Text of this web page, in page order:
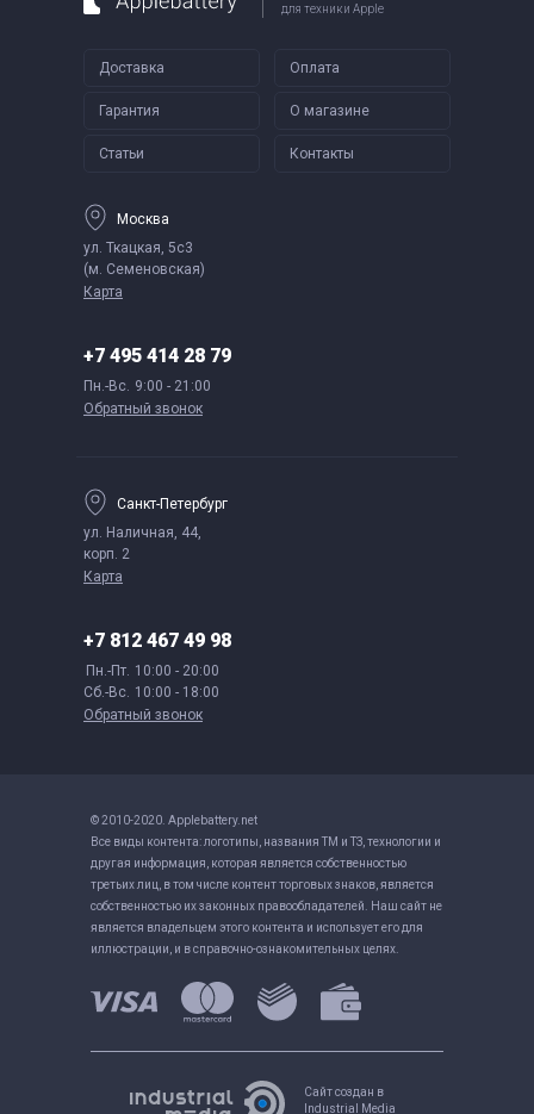
для техники Apple
Доставка Оплата
Гарантия О магазине
Статьи Контакты
Москва
ул. Ткацкая, 5с3
(м. Семеновская)
Карта
+7 495 414 28 79
Пн.-Вс. 9:00 - 21:00
Обратный звонок
Санкт-Петербург
ул. Наличная, 44,
корп. 2
Карта
+7 812 467 49 98
Пн.-Пт. 10:00 - 20:00
Сб.-Вс. 10:00 - 18:00
Обратный звонок
© 2010-2020. Applebattery.net
Все виды контента: логотипы, названия ТМ и ТЗ, технологии и
другая информация, которая является собственностью
третьих лиц, в том числе контент торговых знаков, является
собственностью их законных правообладателей. Наш сайт не
является владельцем этого контента и использует его для
иллюстрации, и в справочно-ознакомительных целях.
Сайт создан в
Industrial Media